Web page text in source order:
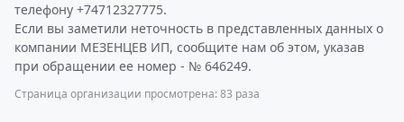
телефону +74712327775.
Если вы заметили неточность в представленных данных о
компании МЕЗЕНЦЕВ ИП, сообщите нам об этом, указав
при обращении ее номер - № 646249.
Страница организации просмотрена: 83 раза